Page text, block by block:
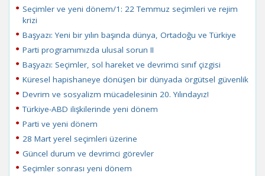
Seçimler ve yeni dönem/1: 22 Temmuz seçimleri ve rejim
krizi
Başyazı: Yeni bir yılın başında dünya, Ortadoğu ve Türkiye
Parti programımızda ulusal sorun II
Başyazı: Seçimler, sol hareket ve devrimci sınıf çizgisi
Küresel hapishaneye dönüşen bir dünyada örgütsel güvenlik
Devrim ve sosyalizm mücadelesinin 20. Yılındayız!
Türkiye-ABD ilişkilerinde yeni dönem
Parti ve yeni dönem
28 Mart yerel seçimleri üzerine
Güncel durum ve devrimci görevler
Seçimler sonrası yeni dönem